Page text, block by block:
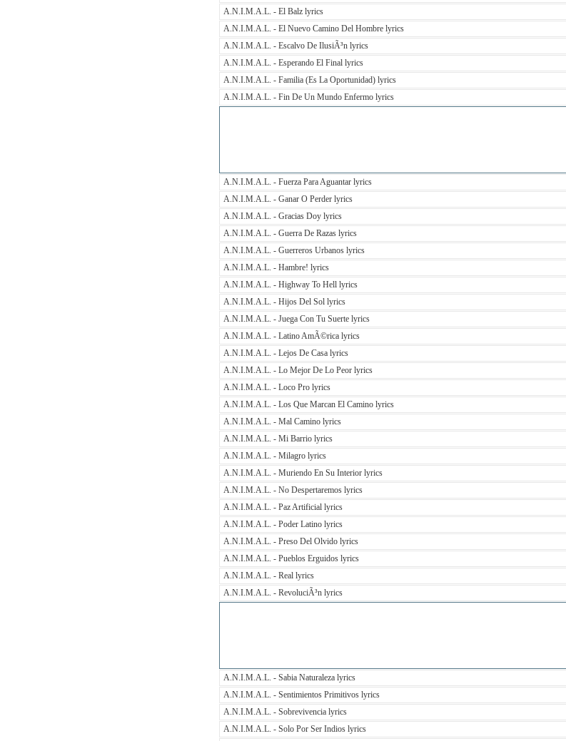
A.N.I.M.A.L. - El Balz lyrics
A.N.I.M.A.L. - El Nuevo Camino Del Hombre lyrics
A.N.I.M.A.L. - Escalvo De IlusiÃ³n lyrics
A.N.I.M.A.L. - Esperando El Final lyrics
A.N.I.M.A.L. - Familia (Es La Oportunidad) lyrics
A.N.I.M.A.L. - Fin De Un Mundo Enfermo lyrics
A.N.I.M.A.L. - Fuerza Para Aguantar lyrics
A.N.I.M.A.L. - Ganar O Perder lyrics
A.N.I.M.A.L. - Gracias Doy lyrics
A.N.I.M.A.L. - Guerra De Razas lyrics
A.N.I.M.A.L. - Guerreros Urbanos lyrics
A.N.I.M.A.L. - Hambre! lyrics
A.N.I.M.A.L. - Highway To Hell lyrics
A.N.I.M.A.L. - Hijos Del Sol lyrics
A.N.I.M.A.L. - Juega Con Tu Suerte lyrics
A.N.I.M.A.L. - Latino AmÃ©rica lyrics
A.N.I.M.A.L. - Lejos De Casa lyrics
A.N.I.M.A.L. - Lo Mejor De Lo Peor lyrics
A.N.I.M.A.L. - Loco Pro lyrics
A.N.I.M.A.L. - Los Que Marcan El Camino lyrics
A.N.I.M.A.L. - Mal Camino lyrics
A.N.I.M.A.L. - Mi Barrio lyrics
A.N.I.M.A.L. - Milagro lyrics
A.N.I.M.A.L. - Muriendo En Su Interior lyrics
A.N.I.M.A.L. - No Despertaremos lyrics
A.N.I.M.A.L. - Paz Artificial lyrics
A.N.I.M.A.L. - Poder Latino lyrics
A.N.I.M.A.L. - Preso Del Olvido lyrics
A.N.I.M.A.L. - Pueblos Erguidos lyrics
A.N.I.M.A.L. - Real lyrics
A.N.I.M.A.L. - RevoluciÃ³n lyrics
A.N.I.M.A.L. - Sabia Naturaleza lyrics
A.N.I.M.A.L. - Sentimientos Primitivos lyrics
A.N.I.M.A.L. - Sobrevivencia lyrics
A.N.I.M.A.L. - Solo Por Ser Indios lyrics